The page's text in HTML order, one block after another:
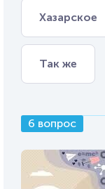
Хазарское
Так же
6 вопрос